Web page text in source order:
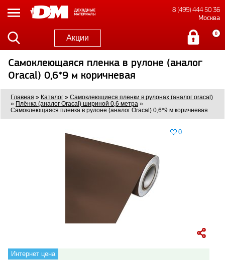
8 (499) 444 50 36
Москва
Акции 0
Самоклеющаяся пленка в рулоне (аналог
Oracal) 0,6*9 м коричневая
Главная » Каталог » Самоклеющиеся пленки в рулонах (аналог oracal)
» Плёнка (аналог Oracal) шириной 0,6 метра »
Самоклеющаяся пленка в рулоне (аналог Oracal) 0,6*9 м коричневая
0
Интернет цена